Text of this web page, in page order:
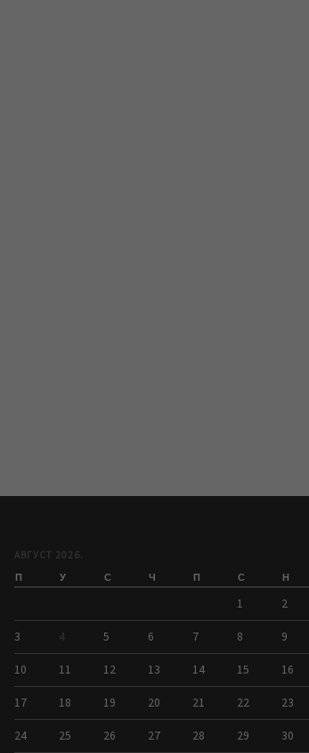
АВГУСТ 2026.
П У С Ч П С Н
1 2
3 4 5 6 7 8 9
10 11 12 13 14 15 16
17 18 19 20 21 22 23
24 25 26 27 28 29 30